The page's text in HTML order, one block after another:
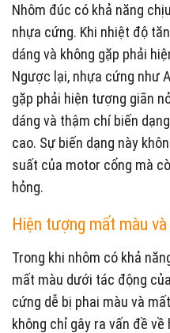
Nhôm đúc có khả năng
nhựa cứng. Khi nhiệt độ
dáng và không gặp phải
Ngược lại, nhựa cứng như
gặp phải hiện tượng giãn
dáng và thậm chí biến
cao. Sự biến dạng này
suất của motor cổng mà
hỏng.
Hiện tượng mất màu
Trong khi nhôm có khả
mất màu dưới tác động
cứng dễ bị phai màu và
không chỉ gây ra vấn đề